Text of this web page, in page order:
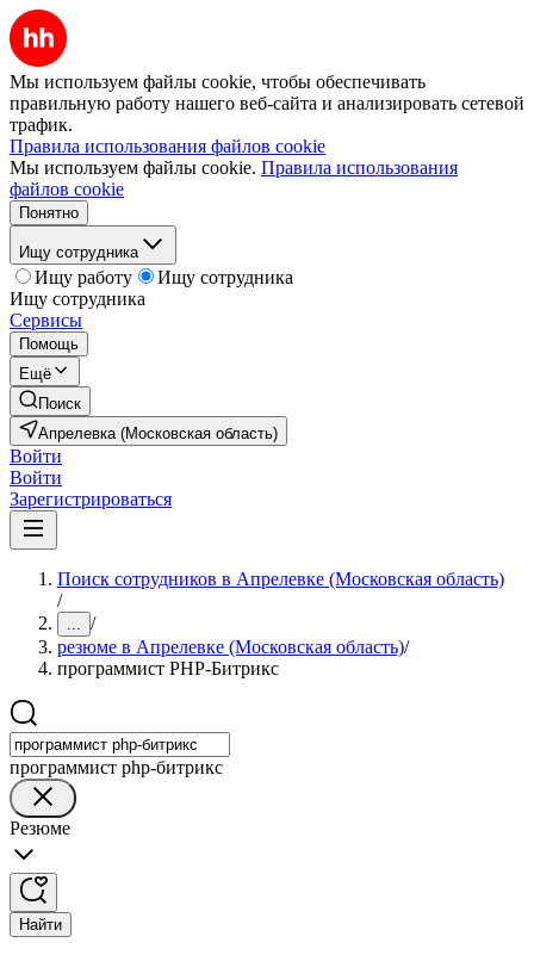
Мы используем файлы cookie, чтобы обеспечивать
правильную работу нашего веб-сайта и анализировать сетевой
трафик.
Правила использования файлов cookie
Мы используем файлы cookie. Правила использования
файлов cookie
Понятно
Ищу сотрудника
Ищу работу
Ищу сотрудника
Ищу сотрудника
Сервисы
Помощь
Ещё
Поиск
Апрелевка (Московская область)
Войти
Войти
Зарегистрироваться
Поиск сотрудников в Апрелевке (Московская область)
/
... /
резюме в Апрелевке (Московская область)/
программист PHP-Битрикс
программист php-битрикс
Резюме
Найти